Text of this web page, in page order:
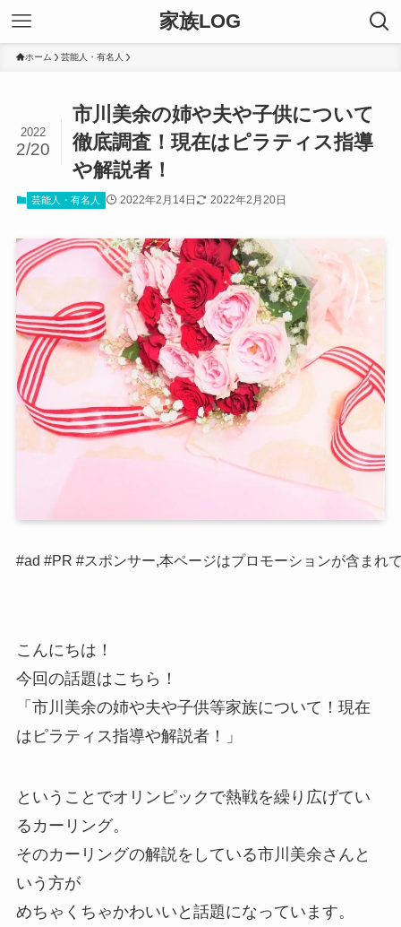
家族LOG
ホーム 芸能人・有名人
市川美余の姉や夫や子供について
徹底調査！現在はピラティス指導
や解説者！
2022
2/20
芸能人・有名人 2022年2月14日 2022年2月20日
#ad #PR #スポンサー,本ページはプロモーションが含まれ
こんにちは！
今回の話題はこちら！
「市川美余の姉や夫や子供等家族について！現在
はピラティス指導や解説者！」
ということでオリンピックで熱戦を繰り広げてい
るカーリング。
そのカーリングの解説をしている市川美余さんと
いう方が
めちゃくちゃかわいいと話題になっています。